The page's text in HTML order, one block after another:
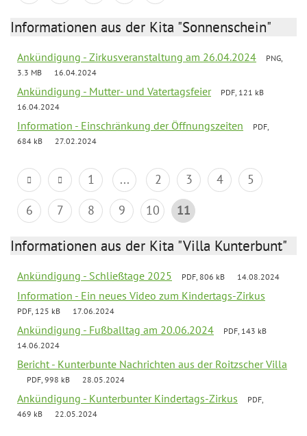
Informationen aus der Kita "Sonnenschein"
Ankündigung - Zirkusveranstaltung am 26.04.2024
PNG,
3.3 MB
16.04.2024
Ankündigung - Mutter- und Vatertagsfeier
PDF, 121 kB
16.04.2024
Information - Einschränkung der Öffnungszeiten
PDF,
684 kB
27.02.2024
1 ... 2 3 4
5
6
7 8 9 10 11
Informationen aus der Kita "Villa Kunterbunt"
Ankündigung - Schließtage 2025 PDF, 806 kB 14.08.2024
Information - Ein neues Video zum Kindertags-Zirkus
PDF, 125 kB 17.06.2024
Ankündigung - Fußballtag am 20.06.2024
PDF, 143 kB
14.06.2024
Bericht - Kunterbunte Nachrichten aus der Roitzscher Villa
PDF, 998 kB 28.05.2024
Ankündigung - Kunterbunter Kindertags-Zirkus
PDF,
469 kB
22.05.2024